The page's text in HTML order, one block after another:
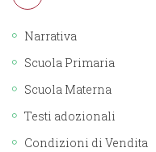
Narrativa
Scuola Primaria
Scuola Materna
Testi adozionali
Condizioni di Vendita